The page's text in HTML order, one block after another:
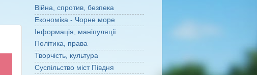
Війна, спротив, безпека
Економіка - Чорне море
Інформація, маніпуляції
Політика, права
Творчість, культура
Суспільство міст Півдня